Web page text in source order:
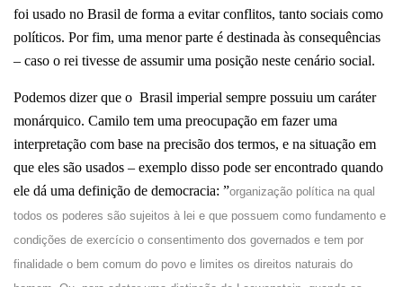
foi usado no Brasil de forma a evitar conflitos, tanto sociais como
políticos. Por fim, uma menor parte é destinada às consequências
– caso o rei tivesse de assumir uma posição neste cenário social.
Podemos dizer que o Brasil imperial sempre possuiu um caráter
monárquico. Camilo tem uma preocupação em fazer uma
interpretação com base na precisão dos termos, e na situação em
que eles são usados – exemplo disso pode ser encontrado quando
ele dá uma definição de democracia: ”organização política na qual
todos os poderes são sujeitos à lei e que possuem como fundamento e
condições de exercício o consentimento dos governados e tem por
finalidade o bem comum do povo e limites os direitos naturais do